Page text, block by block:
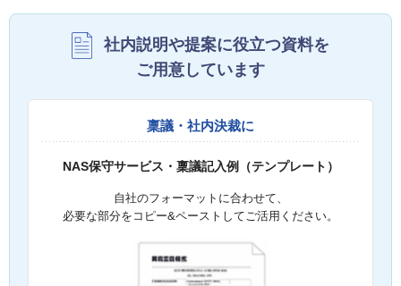
社内説明や提案に役立つ資料を
ご用意しています
稟議・社内決裁に
NAS保守サービス・稟議記入例（テンプレート）
自社のフォーマットに合わせて、
必要な部分をコピー&ペーストしてご活用ください。